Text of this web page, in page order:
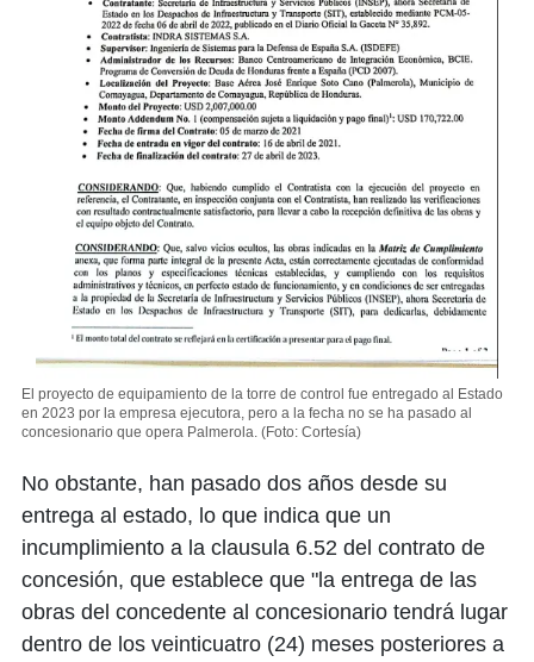
El proyecto de equipamiento de la torre de control fue entregado al Estado
en 2023 por la empresa ejecutora, pero a la fecha no se ha pasado al
concesionario que opera Palmerola. (Foto: Cortesía)
No obstante, han pasado dos años desde su
entrega al estado, lo que indica que un
incumplimiento a la clausula 6.52 del contrato de
concesión, que establece que "la entrega de las
obras del concedente al concesionario tendrá lugar
dentro de los veinticuatro (24) meses posteriores a